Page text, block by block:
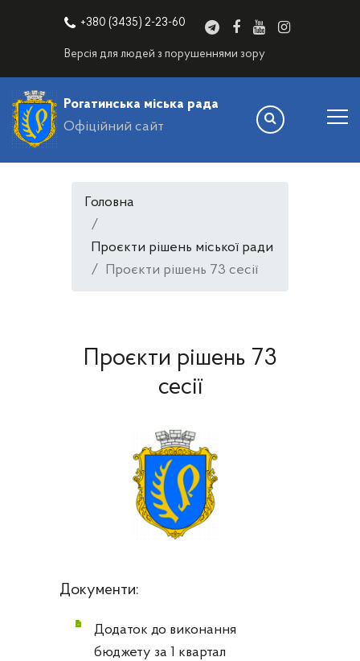
+380 (3435) 2-23-60
Версія для людей з порушеннями зору
Рогатинська міська рада
Офіційний сайт
Головна
Проєкти рішень міської ради
Проєкти рішень 73 сесії
Проєкти рішень 73
сесії
Документи:
Додаток до виконання
бюджету за 1 квартал